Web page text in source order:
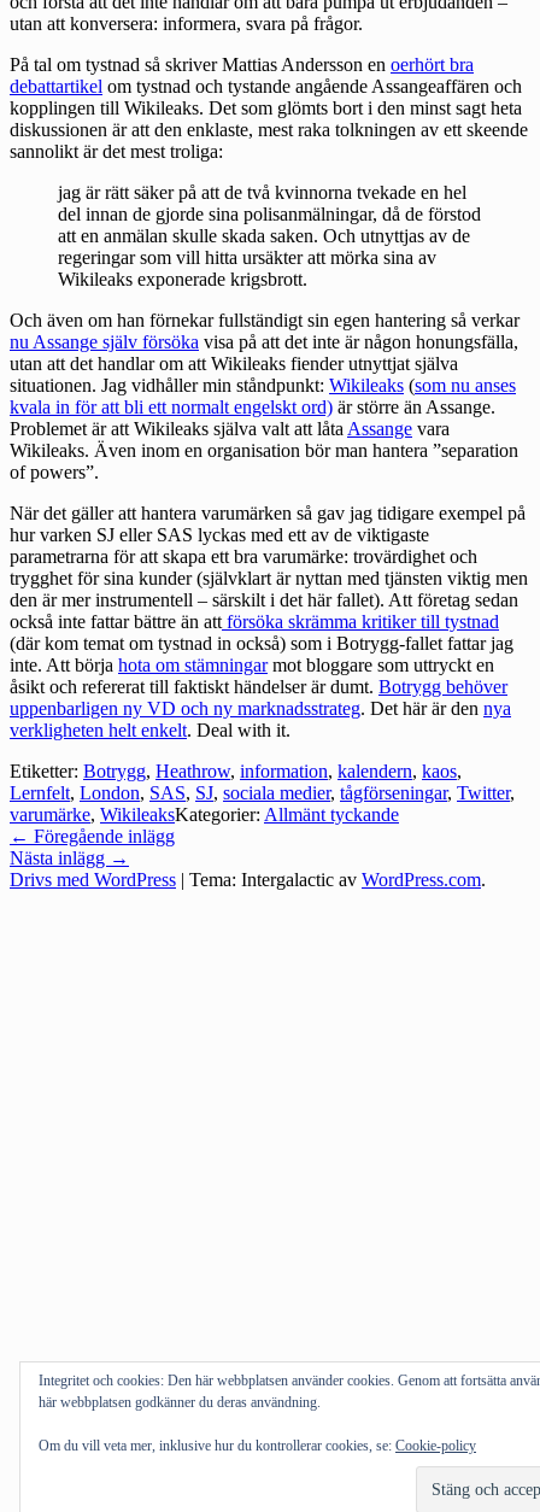
utan att konversera: informera, svara på frågor.
På tal om tystnad så skriver Mattias Andersson en oerhört bra
debattartikel om tystnad och tystande angående Assangeaffären och
kopplingen till Wikileaks. Det som glömts bort i den minst sagt heta
diskussionen är att den enklaste, mest raka tolkningen av ett skeende
sannolikt är det mest troliga:
jag är rätt säker på att de två kvinnorna tvekade en hel
del innan de gjorde sina polisanmälningar, då de förstod
att en anmälan skulle skada saken. Och utnyttjas av de
regeringar som vill hitta ursäkter att mörka sina av
Wikileaks exponerade krigsbrott.
Och även om han förnekar fullständigt sin egen hantering så verkar
nu Assange själv försöka visa på att det inte är någon honungsfälla,
utan att det handlar om att Wikileaks fiender utnyttjat själva
situationen. Jag vidhåller min ståndpunkt: Wikileaks (som nu anses
kvala in för att bli ett normalt engelskt ord) är större än Assange.
Problemet är att Wikileaks själva valt att låtaAssange vara
Wikileaks. Även inom en organisation bör man hantera ”separation
of powers”.
När det gäller att hantera varumärken så gav jag tidigare exempel på
hur varken SJ eller SAS lyckas med ett av de viktigaste
parametrarna för att skapa ett bra varumärke: trovärdighet och
trygghet för sina kunder (självklart är nyttan med tjänsten viktig men
den är mer instrumentell – särskilt i det här fallet). Att företag sedan
också inte fattar bättre än attförsöka skrämma kritiker till tystnad
(där kom temat om tystnad in också) som i Botrygg-fallet fattar jag
inte. Att börja hota om stämningarmot bloggare som uttryckt en
åsikt och refererat till faktiskt händelser är dumt. Botrygg behöver
uppenbarligen ny VD och ny marknadsstrateg. Det här är den nya
verkligheten helt enkelt. Deal with it.
Etiketter: Botrygg, Heathrow, information, kalendern, kaos,
Lernfelt, London, SAS, SJ, sociala medier, tågförseningar, Twitter,
varumärke, WikileaksKategorier: Allmänt tyckande
Inläggsnavigering
← Föregående inlägg
Nästa inlägg →
Drivs med WordPress | Tema: Intergalactic av WordPress.com.
Integritet och cookies: Den här webbplatsen använder cookies. Genom att fortsätta
här webbplatsen godkänner du deras användning.
Om du vill veta mer, inklusive hur du kontrollerar cookies, se: Cookie-policy